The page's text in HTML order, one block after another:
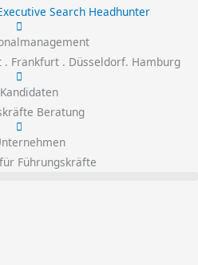
Frankfurt . Düsseldorf. Hamburg
Beratung
Führungskräfte